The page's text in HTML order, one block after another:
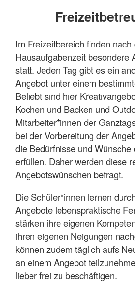
Im Freizeitbereich finden nach
Hausaufgabenzeit besondere
statt. Jeden Tag gibt es ein
Angebot unter einem
Beliebt sind hier
Kochen und Backen und
Mitarbeiter*innen der
bei der Vorbereitung der
die Bedürfnisse und Wünsche
erfüllen. Daher werden diese
Angebotswünschen befragt.
Die Schüler*innen lernen
Angebote lebenspraktische
stärken ihre eigenen
ihren eigenen Neigungen
können zudem täglich aufs
an einem Angebot
lieber frei zu beschäftigen.